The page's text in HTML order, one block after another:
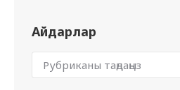
Айдарлар